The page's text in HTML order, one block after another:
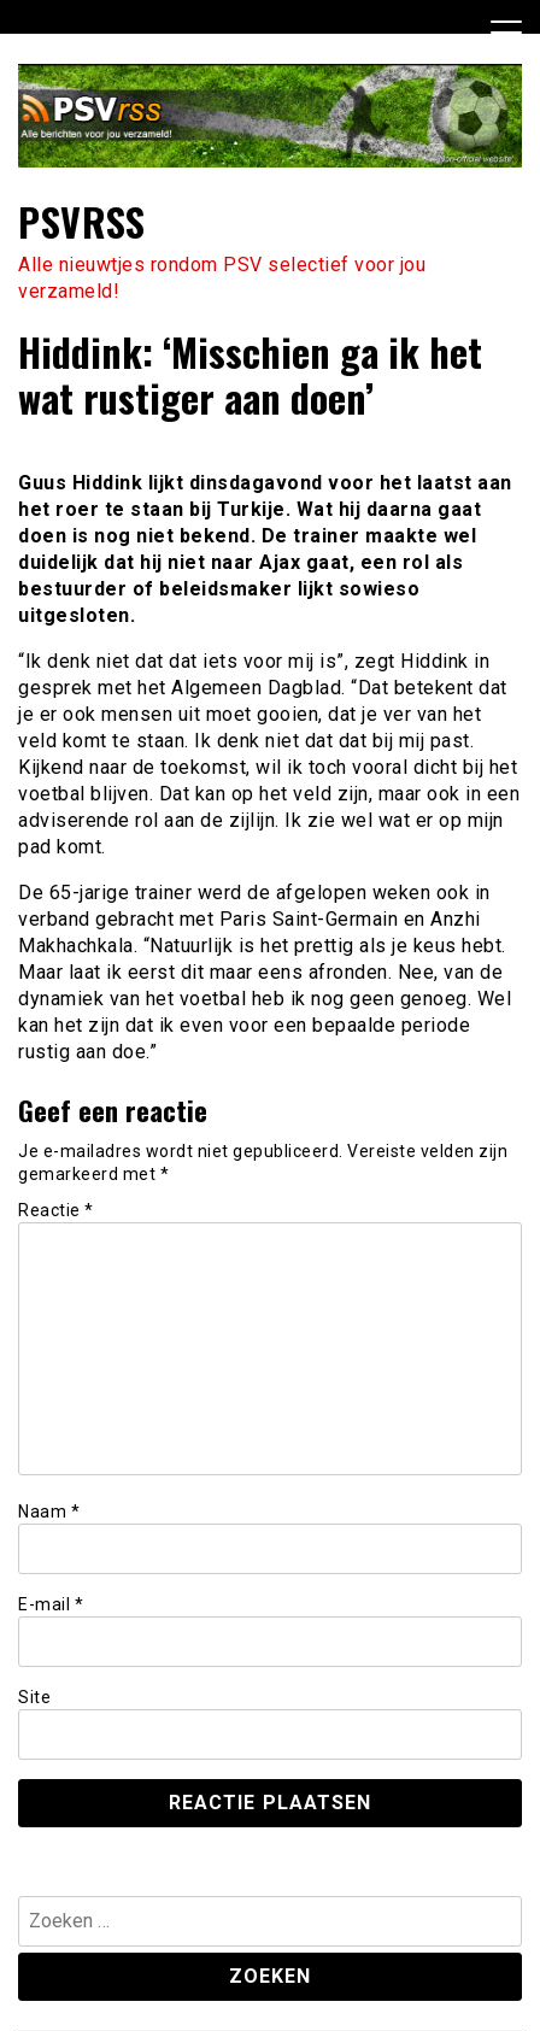
naar
inhoud
PSVRSS
Alle nieuwtjes rondom PSV selectief voor jou
verzameld!
Hiddink: ‘Misschien ga ik het
wat rustiger aan doen’
Guus Hiddink lijkt dinsdagavond voor het laatst aan
het roer te staan bij Turkije. Wat hij daarna gaat
doen is nog niet bekend. De trainer maakte wel
duidelijk dat hij niet naar Ajax gaat, een rol als
bestuurder of beleidsmaker lijkt sowieso
uitgesloten.
“Ik denk niet dat dat iets voor mij is”, zegt Hiddink in
gesprek met het Algemeen Dagblad. “Dat betekent dat
je er ook mensen uit moet gooien, dat je ver van het
veld komt te staan. Ik denk niet dat dat bij mij past.
Kijkend naar de toekomst, wil ik toch vooral dicht bij het
voetbal blijven. Dat kan op het veld zijn, maar ook in een
adviserende rol aan de zijlijn. Ik zie wel wat er op mijn
pad komt.
De 65-jarige trainer werd de afgelopen weken ook in
verband gebracht met Paris Saint-Germain en Anzhi
Makhachkala. “Natuurlijk is het prettig als je keus hebt.
Maar laat ik eerst dit maar eens afronden. Nee, van de
dynamiek van het voetbal heb ik nog geen genoeg. Wel
kan het zijn dat ik even voor een bepaalde periode
rustig aan doe.”
Geef een reactie
Je e-mailadres wordt niet gepubliceerd. Vereiste velden zijn
gemarkeerd met *
Reactie *
Naam *
E-mail *
Site
Zoeken
naar: